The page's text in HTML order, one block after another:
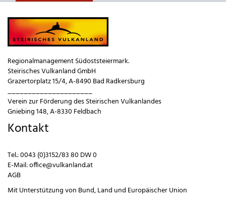
Regionalmanagement Südoststeiermark.
Steirisches Vulkanland GmbH
Grazertorplatz 15/4, A-8490 Bad Radkersburg
_____________________
Verein zur Förderung des Steirischen Vulkanlandes
Gniebing 148, A-8330 Feldbach
Kontakt
Tel.:0043 (0)3152/83 80 DW 0
E-Mail:office@vulkanland.at
AGB
Mit Unterstützung von Bund,Land und Europäischer Union